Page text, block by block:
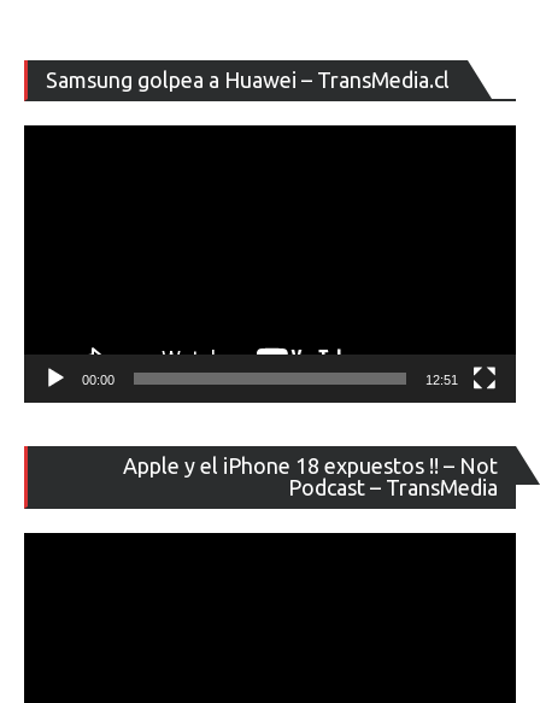
Samsung golpea a Huawei – TransMedia.cl
de
00:00 12:51
Apple y el iPhone 18 expuestos !! – Not
Podcast – TransMedia
de